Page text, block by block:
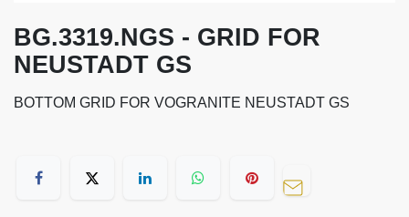
BG.3319.NGS - GRID FOR
NEUSTADT GS
BOTTOM GRID FOR VOGRANITE NEUSTADT GS